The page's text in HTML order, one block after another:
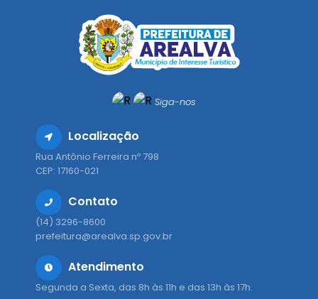
Siga-nos
Localização
Rua Antônio Ferreira nº 798
CEP: 17160-021
Contato
(14) 3296-8600
prefeitura@arealva.sp.gov.br
Atendimento
Segunda a Sexta, das 8h às 11h e das 13h às 17h.